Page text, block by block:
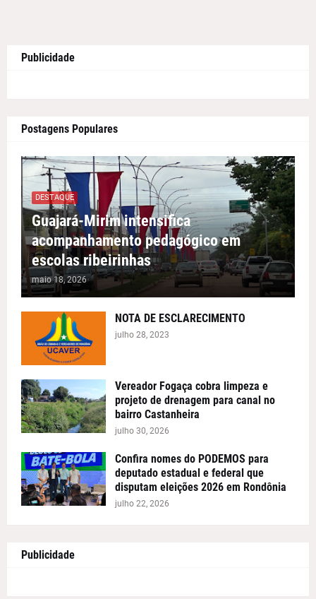
Publicidade
Postagens Populares
DESTAQUE
Guajará-Mirim intensifica
acompanhamento pedagógico em
escolas ribeirinhas
maio 18, 2026
NOTA DE ESCLARECIMENTO
julho 28, 2023
Vereador Fogaça cobra limpeza e
projeto de drenagem para canal no
bairro Castanheira
julho 30, 2026
Confira nomes do PODEMOS para
deputado estadual e federal que
disputam eleições 2026 em Rondônia
julho 22, 2026
Publicidade